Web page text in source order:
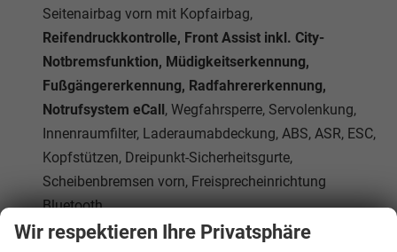
Seitenairbag vorn mit Kopfairbag,
Reifendruckkontrolle, Front Assist inkl. City-
Notbremsfunktion, Müdigkeitserkennung,
Fußgängererkennung, Radfahrererkennung,
Notrufsystem eCall, Wegfahrsperre, Servolenkung,
Innenraumfilter, Laderaumabdeckung, ABS, ASR, ESC,
Kopfstützen, Dreipunkt-Sicherheitsgurte,
Scheibenbremsen vorn, Freisprecheinrichtung
Bluetooth
Das Fahrzeug verfügt über kein fest verbautes
Wir respektieren Ihre Privatsphäre